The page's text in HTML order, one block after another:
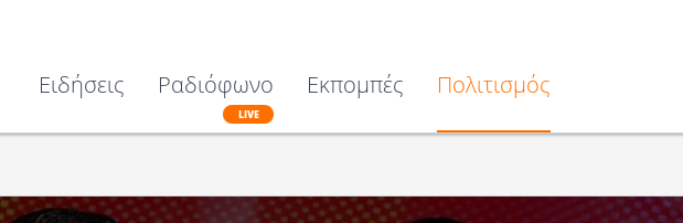
Ειδήσεις Ραδιόφωνο
LIVE
Εκπομπές Πολιτισμός